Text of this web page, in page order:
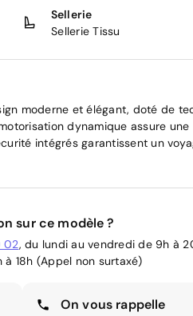
Sellerie
Sellerie Tissu
moderne et élégant, doté de
dynamique assure
intégrés garantissent un
sur ce modèle ?
02, du lundi au vendredi de 9h à
18h (Appel non surtaxé)
On vous rappelle